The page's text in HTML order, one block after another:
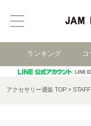
ランキング
アクセサリー通販 TOP